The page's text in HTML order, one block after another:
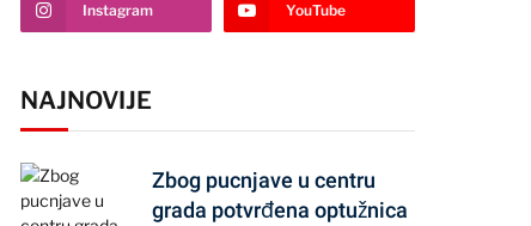
Instagram YouTube
NAJNOVIJE
Zbog pucnjave u centru
grada potvrđena optužnica